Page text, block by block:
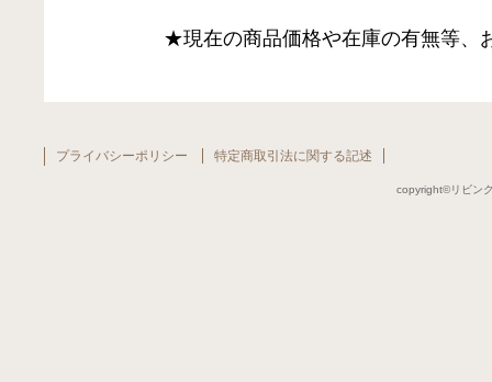
★現在の商品価格や在庫の有無等、
copyright©リビン
プライバシーポリシー 特定商取引法に関する記述